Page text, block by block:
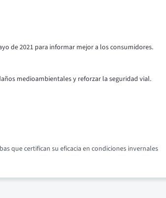
de 2021 para informar mejor a los consumidores.
medioambientales y reforzar la seguridad vial.
que certifican su eficacia en condiciones invernales